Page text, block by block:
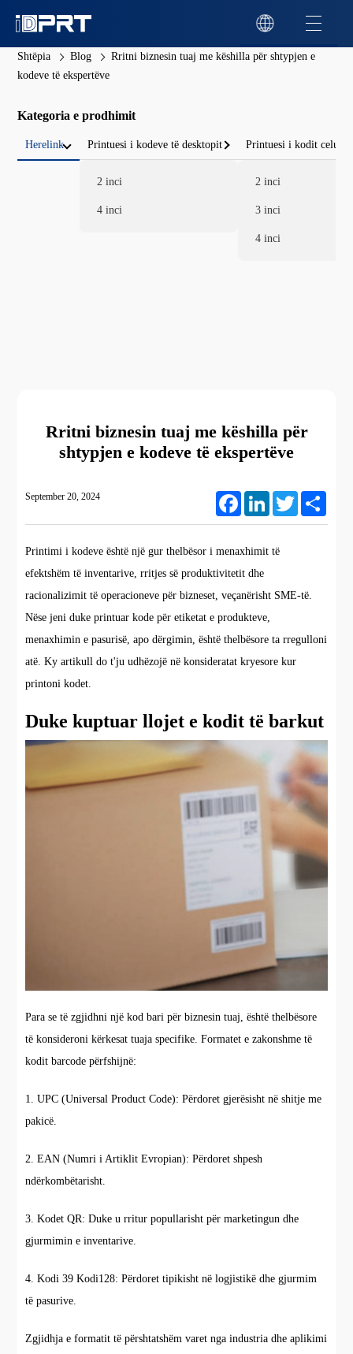
Shtëpia Blog
Rritni biznesin tuaj me këshilla për shtypjen e
kodeve të ekspertëve
Kategoria e prodhimit
Herelink Printuesi i kodeve të desktopit
2 inci
4 inci
Printuesi i kodit celular
2 inci
3 inci
4 inci
Rritni biznesin tuaj me këshilla për
shtypjen e kodeve të ekspertëve
September 20, 2024 FacebookLinkedIn Twitter
Printimi i kodeve është një gur thelbësor i menaxhimit të
efektshëm të inventarive, rritjes së produktivitetit dhe
racionalizimit të operacioneve për bizneset, veçanërisht SME-të.
Nëse jeni duke printuar kode për etiketat e produkteve,
menaxhimin e pasurisë, apo dërgimin, është thelbësore ta rregulloni
atë. Ky artikull do t'ju udhëzojë në konsideratat kryesore kur
printoni kodet.
Duke kuptuar llojet e kodit të barkut
Para se të zgjidhni një kod bari për biznesin tuaj, është thelbësore
të konsideroni kërkesat tuaja specifike. Formatet e zakonshme të
kodit barcode përfshijnë:
1. UPC (Universal Product Code): Përdoret gjerësisht në shitje me
pakicë.
2. EAN (Numri i Artiklit Evropian): Përdoret shpesh
ndërkombëtarisht.
3. Kodet QR: Duke u rritur popullarisht për marketingun dhe
gjurmimin e inventarive.
4. Kodi 39 Kodi128: Përdoret tipikisht në logjistikë dhe gjurmim
të pasurive.
Zgjidhja e formatit të përshtatshëm varet nga industria dhe aplikimi